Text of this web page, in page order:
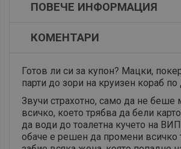
ПОВЕЧЕ ИНФОРМАЦИЯ
КОМЕНТАРИ
Готов ли си за купон? Мацки,
парти до зори на круизен кораб
Звучи страхотно, само да не беше
всичко, което трябва да бели
да води до тоалетна кучето на
обаче е решен да промени всичко